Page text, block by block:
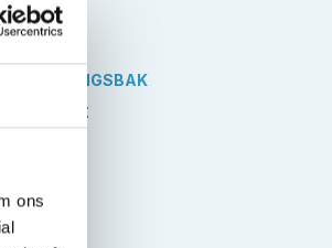
ons
VERSNELLINGSBAK
Automaat